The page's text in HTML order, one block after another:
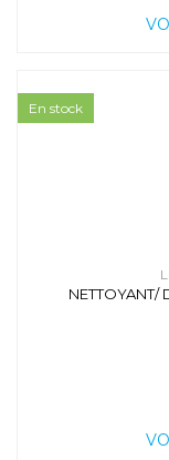
NETTOYANT/
En stock